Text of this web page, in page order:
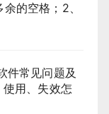
的空格；2、
件常见问题及
用、失效怎